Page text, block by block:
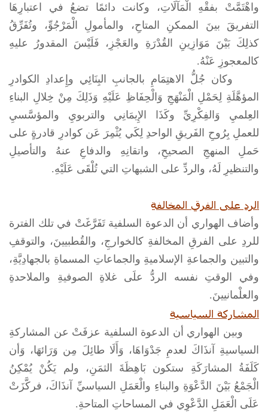
واهْتَمَّتْ بفقْهِ الْمَآلَاتِ، وكانت دائمًا تضعُ في اعتبارِهَا
التفريقَ بينَ الممكنِ المتاحِ، والمأمولِ الْمَرْجُوِّ، وتُفَرِّقُ
كذلِكَ بَيْنَ مَوَازِينِ القُدْرَةِ والعَجْزِ، فَلَيْسَ المقدورُ عليهِ
كالمعجوزِ عَنْهُ.
وكان جُلُّ الاهتِمَامِ بالجانبِ البِنَائِي وإِعدادِ الكوادرِ
المؤهَّلَةِ لِحَمْلِ الْمَنْهَجِ وَالْحِفَاظِ عَلَيْهِ وَذَلِكَ مِنْ خِلالِ البناءِ
العِلميِ وَالفِكْرِيِّ وكَذَا الإِيمَانِي والتربويِ والمؤسَّسيِ
للعملِ بِرُوحِ الفَريقِ الواحدِ لِكَي يُثْمِرَ عَن كوادرِ قادرةٍ على
حَملِ المنهجِ الصحيحِ، واتقانِهِ والدفاعِ عنهُ والتأصيلِ
والتنظيرِ لَهُ، والردِّ على الشبهاتِ التي تُلْقَى عَلَيْهِ.
الردِ على الفرقِ المخالفةِ
وأضاف الهواري أن الدعوة السلفية تَفَرَّغَتْ في تلك الفترة
للردِ على الفرقِ المخالفةِ كالخوارجِ، والقُطبيينَ، والتوقفِ
والتبين والجماعةِ الإسلاميةِ والجماعاتِ المسماةِ بالجهادِيَّةِ،
وفي الوقتِ نفسه الردُّ علَى غلاةِ الصوفيةِ والملاحدةِ
والعلْمانيينَ.
المشاركة السياسية
وبين الهواري أن الدعوة السلفية عزفَتْ عن المشاركةِ
السياسيةِ آنذَاكَ لعدمِ جَدْوَاهَا، وَأَلَا طائِلَ مِن وَرَائهَا، وَأن
كَلَفَةُ المشارَكَةِ ستكون بَاهِظَةَ الثمَنِ، ولم يَكُنْ يُمْكِنُ
الْجَمْعُ بَيْنَ الدَّعْوَةِ والبناءِ والْعَمَلِ السياسيِّ آنذَاكَ، فركَّزَتْ
عَلَى الْعَمَلِ الدَّعْوِي في المساحاتِ المتاحةِ.